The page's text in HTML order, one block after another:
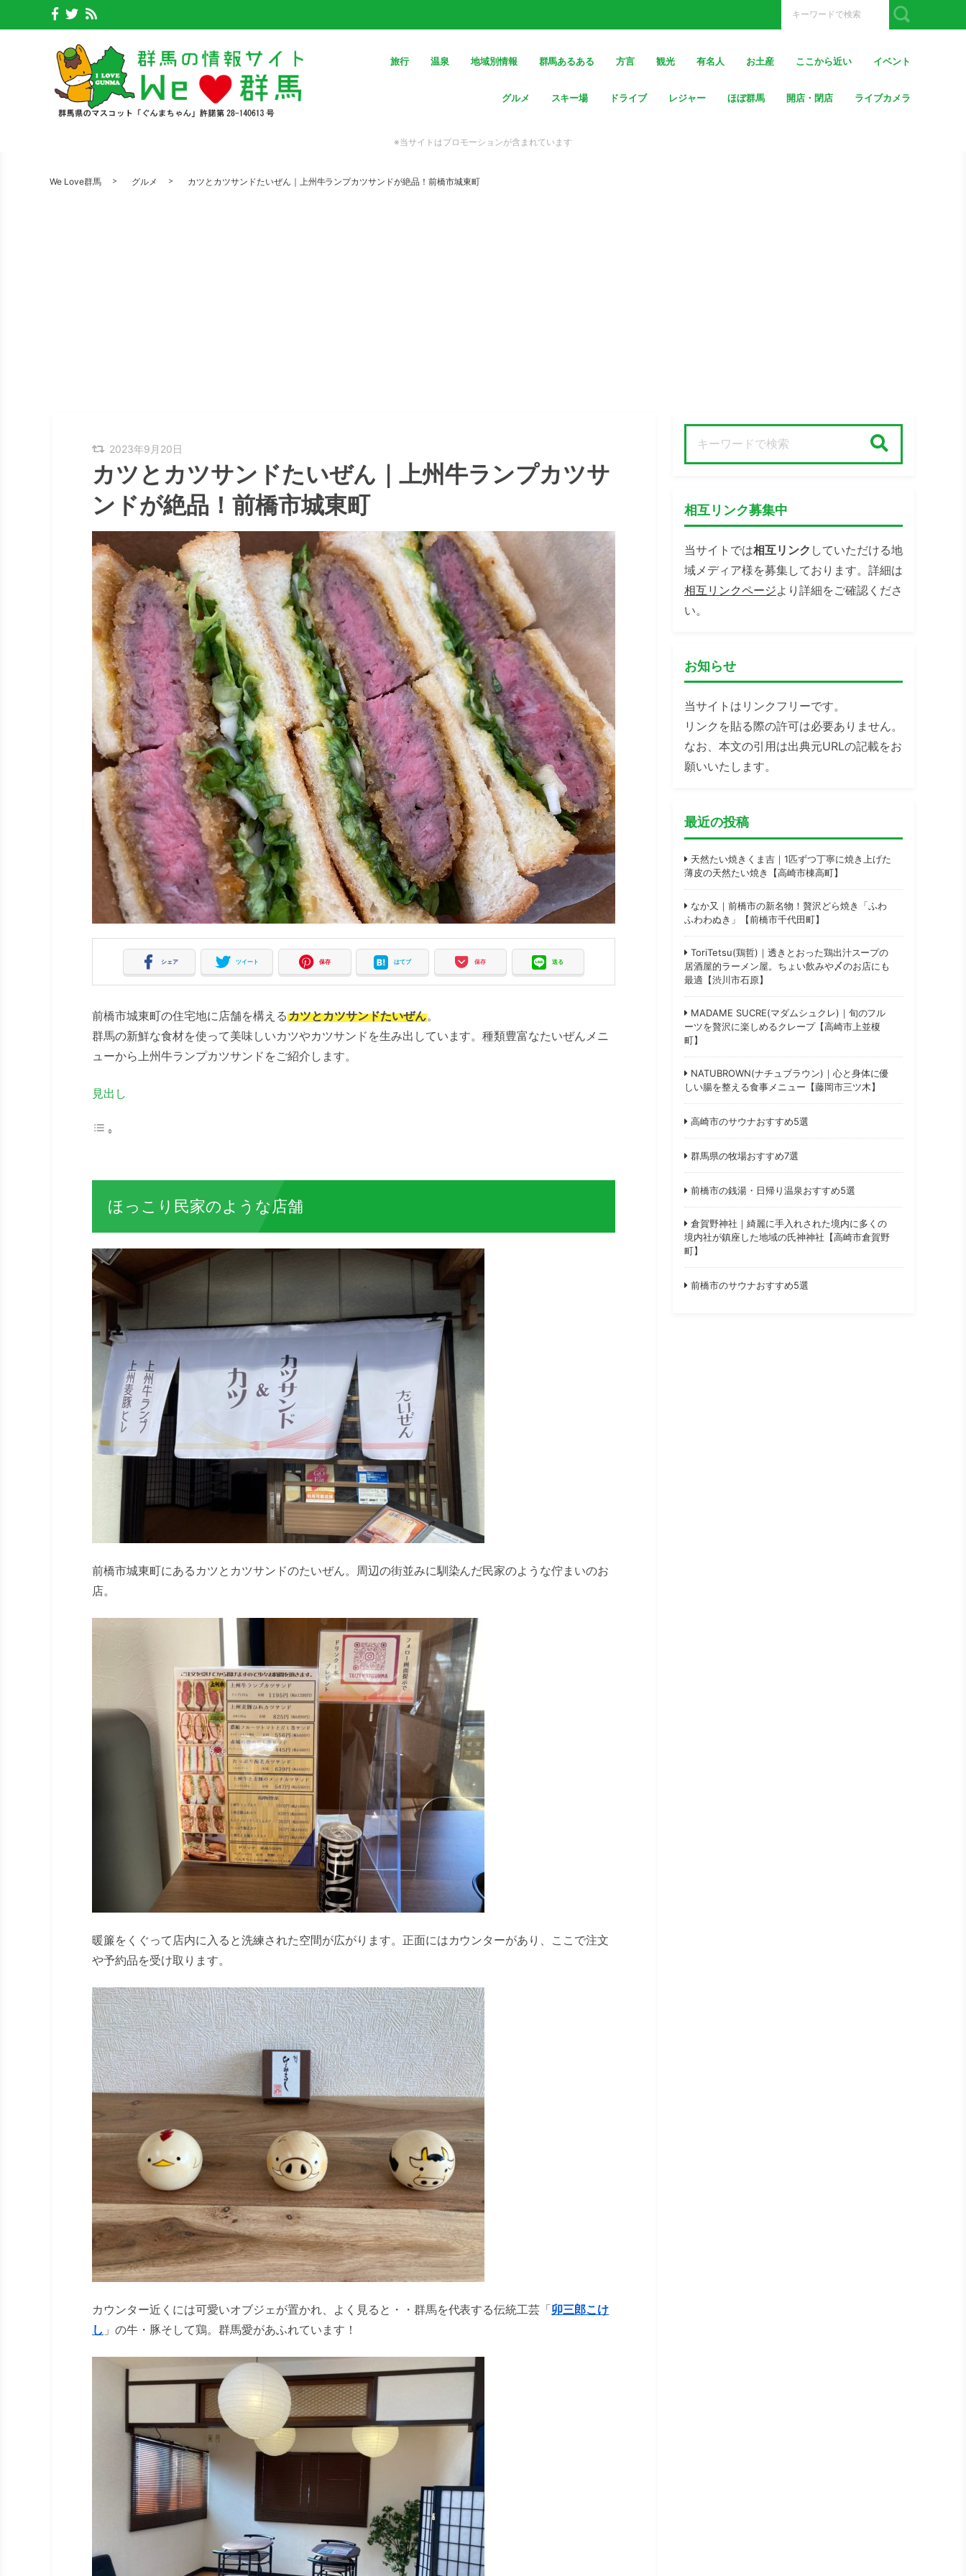
旅行 温泉 地域別情報 群馬あるある 方言 観光 有名人 お土産 ここから近い イベント
グルメ スキー場 ドライブ レジャー ほぼ群馬 開店・閉店 ライブカメラ
※当サイトはプロモーションが含まれています
We Love群馬 グルメ カツとカツサンドたいぜん｜上州牛ランプカツサンドが絶品！前橋市城東町
2023年9月20日
カツとカツサンドたいぜん｜上州牛ランプカツサ
ンドが絶品！前橋市城東町
シェア ツイート 保存 はてブ 保存 送る
前橋市城東町の住宅地に店舗を構えるカツとカツサンドたいぜん。
群馬の新鮮な食材を使って美味しいカツやカツサンドを生み出しています。種類豊富なたいぜんメニ
ューから上州牛ランプカツサンドをご紹介します。
見出し
ほっこり民家のような店舗
前橋市城東町にあるカツとカツサンドのたいぜん。周辺の街並みに馴染んだ民家のような佇まいのお
店。
暖簾をくぐって店内に入ると洗練された空間が広がります。正面にはカウンターがあり、ここで注文
や予約品を受け取ります。
カウンター近くには可愛いオブジェが置かれ、よく見ると・・群馬を代表する伝統工芸「卯三郎こけ
し 」の牛・豚そして鶏。群馬愛があふれています！
相互リンク募集中
当サイトでは相互リンク していただける地
域メディア様を募集しております。詳細は
相互リンクページより詳細をご確認くださ
い。
お知らせ
当サイトはリンクフリーです。
リンクを貼る際の許可は必要ありません。
なお、本文の引用は出典元URLの記載をお
願いいたします。
最近の投稿
天然たい焼きくま吉｜1匹ずつ丁寧に焼き上げた
薄皮の天然たい焼き【高崎市棟高町】
なか又｜前橋市の新名物！贅沢どら焼き「ふわ
ふわわぬき」【前橋市千代田町】
ToriTetsu(鶏哲)｜透きとおった鶏出汁スープの
居酒屋的ラーメン屋。ちょい飲みや〆のお店にも
最適【渋川市石原】
MADAME SUCRE(マダムシュクレ)｜旬のフル
ーツを贅沢に楽しめるクレープ【高崎市上並榎
町】
NATUBROWN(ナチュブラウン)｜心と身体に優
しい腸を整える食事メニュー【藤岡市三ツ木】
高崎市のサウナおすすめ5選
群馬県の牧場おすすめ7選
前橋市の銭湯・日帰り温泉おすすめ5選
倉賀野神社｜綺麗に手入れされた境内に多くの
境内社が鎮座した地域の氏神神社【高崎市倉賀野
町】
前橋市のサウナおすすめ5選